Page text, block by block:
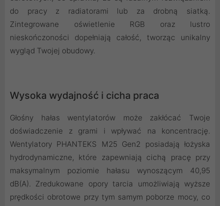
do pracy z radiatorami lub za drobną siatką.
Zintegrowane oświetlenie RGB oraz lustro
nieskończoności dopełniają całość, tworząc unikalny
wygląd Twojej obudowy.
Wysoka wydajność i cicha praca
Głośny hałas wentylatorów może zakłócać Twoje
doświadczenie z grami i wpływać na koncentrację.
Wentylatory PHANTEKS M25 Gen2 posiadają łożyska
hydrodynamiczne, które zapewniają cichą pracę przy
maksymalnym poziomie hałasu wynoszącym 40,95
dB(A). Zredukowane opory tarcia umożliwiają wyższe
prędkości obrotowe przy tym samym poborze mocy, co